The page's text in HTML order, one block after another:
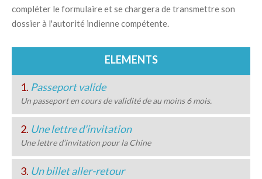
compléter le formulaire et se chargera de transmettre son
dossier à l'autorité indienne compétente.
ELEMENTS
1. Passeport valide
Un passeport en cours de validité de au moins 6 mois.
2. Une lettre d'invitation
Une lettre d’invitation pour la Chine
3. Un billet aller-retour